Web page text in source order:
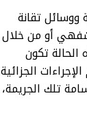
ووسائل تقانة
أو من خلال
تكون
الجزائية
تلك الجريمة،